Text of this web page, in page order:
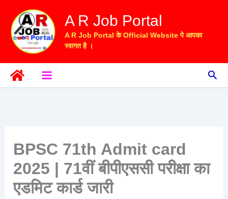
content
A R Job Portal
A R Job Portal के Official Website पे आपका
स्वागत है ।
BPSC 71th Admit card
2025 | 71वीं बीपीएससी परीक्षा का
एडमिट कार्ड जारी